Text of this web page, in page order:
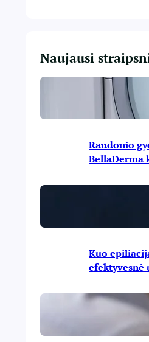
Naujausi
Policistinių
(PKS). EPIL
Raudonio
BellaDerma
Kuo
efektyvesnė
rajonuose:
kasdienybę